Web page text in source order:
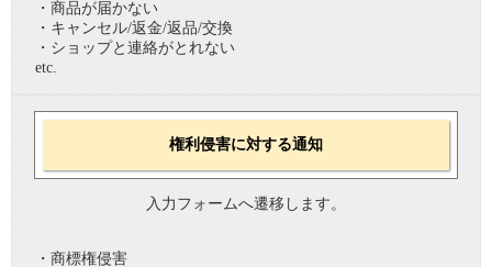
・商品が届かない
・キャンセル/返金/返品/交換
・ショップと連絡がとれない
etc.
権利侵害に対する通知
入力フォームへ遷移します。
・商標権侵害